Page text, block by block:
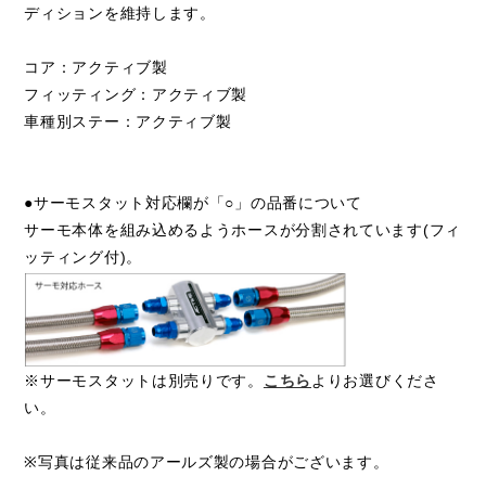
ディションを維持します。
コア：アクティブ製
フィッティング：アクティブ製
車種別ステー：アクティブ製
●サーモスタット対応欄が「○」の品番について
サーモ本体を組み込めるようホースが分割されています(フィ
ッティング付)。
※サーモスタットは別売りです。 こちらよりお選びくださ
い。
※写真は従来品のアールズ製の場合がございます。